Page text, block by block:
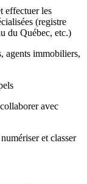
effectuer les
(registre
du Québec, etc.)
agents immobiliers,
avec
et classer